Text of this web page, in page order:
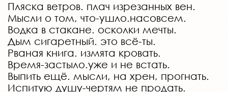
Пляска ветров. плач изрезанных вен.
Мысли о том, что-ушло.насовсем.
Водка в стакане. осколки мечты.
Дым сигаретный. это всё-ты.
Рваная книга. измята кровать.
Время-застыло.уже и не встать.
Выпить ещё. мысли, на хрен, прогнать.
Испитую душу-чертям не продать.